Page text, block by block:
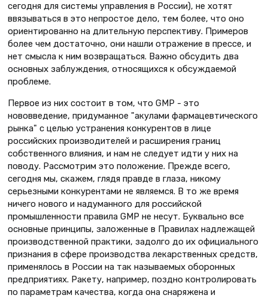
сегодня для системы управления в России), не хотят
ввязываться в это непростое дело, тем более, что оно
ориентированно на длительную перспективу. Примеров
более чем достаточно, они нашли отражение в прессе, и
нет смысла к ним возвращаться. Важно обсудить два
основных заблуждения, относящихся к обсуждаемой
проблеме.
Первое из них состоит в том, что GMP - это
нововведение, придуманное "акулами фармацевтического
рынка" с целью устранения конкурентов в лице
российских производителей и расширения границ
собственного влияния, и нам не следует идти у них на
поводу. Рассмотрим это положение. Прежде всего,
сегодня мы, скажем, глядя правде в глаза, никому
серьезными конкурентами не являемся. В то же время
ничего нового и надуманного для российской
промышленности правила GMP не несут. Буквально все
основные принципы, заложенные в Правилах надлежащей
производственной практики, задолго до их официального
признания в сфере производства лекарственных средств,
применялось в России на так называемых оборонных
предприятиях. Ракету, например, поздно контролировать
по параметрам качества, когда она снаряжена и